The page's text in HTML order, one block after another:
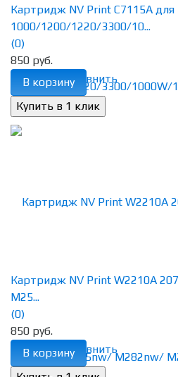
избранное сравнить
Картридж NV Print C7115A для
1000/1200/1220/3300/10...
(0)
850 руб.
В корзину
избранное сравнить
Картридж NV Print W2210A
M25...
(0)
850 руб.
В корзину